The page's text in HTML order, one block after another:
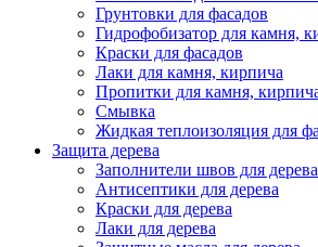
Грунтовки для фасадов
Гидрофобизатор для камня,
Краски для фасадов
Лаки для камня, кирпича
Пропитки для камня,
Смывка
Жидкая теплоизоляция для
Защита дерева
Заполнители швов для дерева
Антисептики для дерева
Краски для дерева
Лаки для дерева